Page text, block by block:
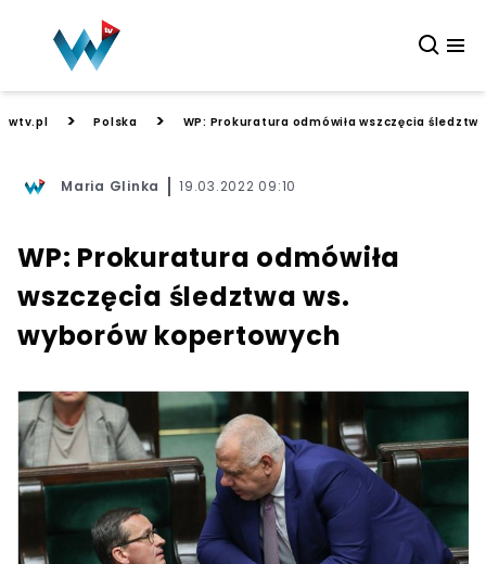
wtv.pl > Polska > WP: Prokuratura odmówiła wszczęcia
Maria Glinka 19.03.2022 09:10
WP: Prokuratura odmówiła
wszczęcia śledztwa ws.
wyborów kopertowych